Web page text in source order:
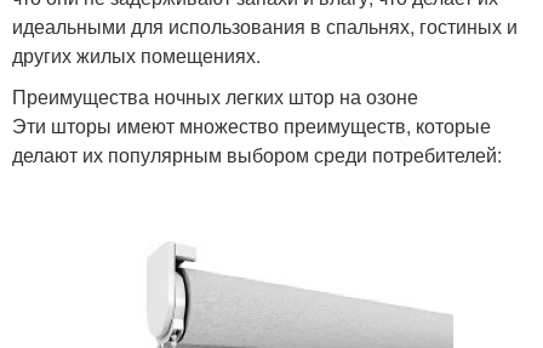
идеальными для использования в спальнях, гостиных и
других жилых помещениях.
Преимущества ночных легких штор на озоне
Эти шторы имеют множество преимуществ, которые
делают их популярным выбором среди потребителей: